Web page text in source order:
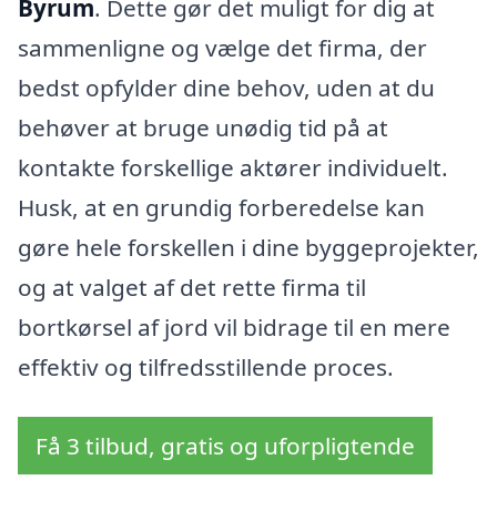
Byrum. Dette gør det muligt for dig at
sammenligne og vælge det firma, der
bedst opfylder dine behov, uden at du
behøver at bruge unødig tid på at
kontakte forskellige aktører individuelt.
Husk, at en grundig forberedelse kan
gøre hele forskellen i dine byggeprojekter,
og at valget af det rette firma til
bortkørsel af jord vil bidrage til en mere
effektiv og tilfredsstillende proces.
Få 3 tilbud, gratis og uforpligtende